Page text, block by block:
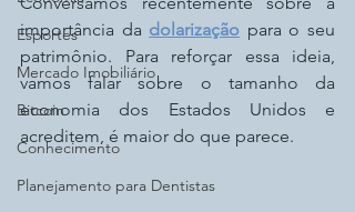
Esportes
Mercado Imobiliário
Bitcoin
Conhecimento
Planejamento para Dentistas
importância da dolarização para o seu
patrimônio. Para reforçar essa ideia,
vamos falar sobre o tamanho da
economia dos Estados Unidos e
acreditem, é maior do que parece.